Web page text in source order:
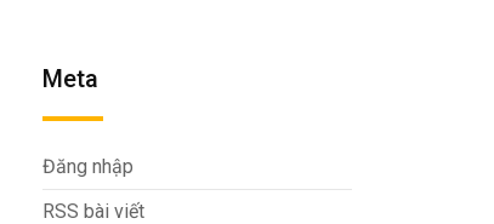
Meta
Đăng nhập
RSS bài viết